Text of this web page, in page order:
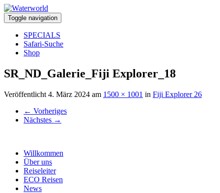
Toggle navigation
SPECIALS
Safari-Suche
Shop
SR_ND_Galerie_Fiji Explorer_18
Veröffentlicht 4. März 2024 am 1500 × 1001 in Fiji Explorer 26
← Vorheriges
Nächstes →
Willkommen
Über uns
Reiseleiter
ECO Reisen
News